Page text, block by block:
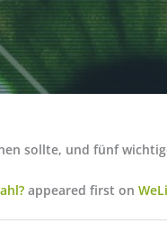
sollte, und fünf
appeared first on